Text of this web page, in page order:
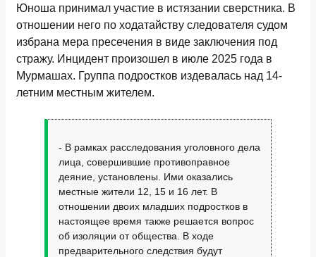
Юноша принимал участие в истязании сверстника. В
отношении него по ходатайству следователя судом
избрана мера пресечения в виде заключения под
стражу. Инцидент произошел в июле 2025 года в
Мурмашах. Группа подростков издевалась над 14-
летним местным жителем.
- В рамках расследования уголовного дела
лица, совершившие противоправное
деяние, установлены. Ими оказались
местные жители 12, 15 и 16 лет. В
отношении двоих младших подростков в
настоящее время также решается вопрос
об изоляции от общества. В ходе
предварительного следствия будут